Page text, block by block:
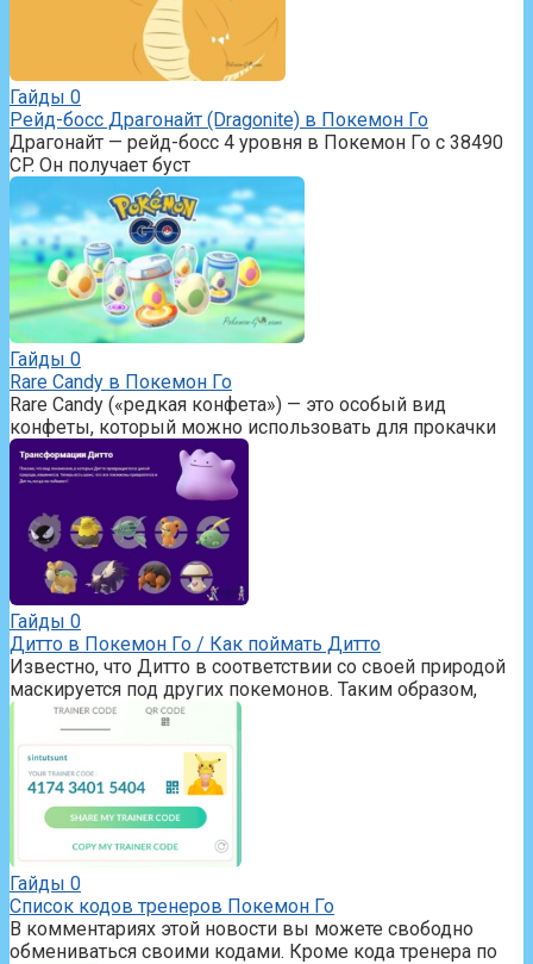
Гайды 0
Рейд-босс Драгонайт (Dragonite) в Покемон Го
Драгонайт — рейд-босс 4 уровня в Покемон Го с 38490
CP. Он получает буст
Гайды 0
Rare Candy в Покемон Го
Rare Candy («редкая конфета») — это особый вид
конфеты, который можно использовать для прокачки
Гайды 0
Дитто в Покемон Го / Как поймать Дитто
Известно, что Дитто в соответствии со своей природой
маскируется под других покемонов. Таким образом,
Гайды 0
Список кодов тренеров Покемон Го
В комментариях этой новости вы можете свободно
обмениваться своими кодами. Кроме кода тренера по